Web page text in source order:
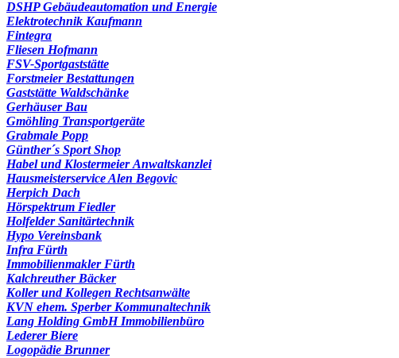
DSHP Gebäudeautomation und Energie
Elektrotechnik Kaufmann
Fintegra
Fliesen Hofmann
FSV-Sportgaststätte
Forstmeier Bestattungen
Gaststätte Waldschänke
Gerhäuser Bau
Gmöhling Transportgeräte
Grabmale Popp
Günther´s Sport Shop
Habel und Klostermeier Anwaltskanzlei
Hausmeisterservice Alen Begovic
Herpich Dach
Hörspektrum Fiedler
Holfelder Sanitärtechnik
Hypo Vereinsbank
Infra Fürth
Immobilienmakler Fürth
Kalchreuther Bäcker
Koller und Kollegen Rechtsanwälte
KVN ehem. Sperber Kommunaltechnik
Lang Holding GmbH Immobilienbüro
Lederer Biere
Logopädie Brunner